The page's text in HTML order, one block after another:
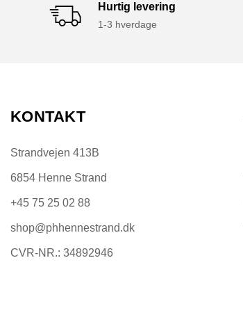
Hurtig levering
1-3 hverdage
KONTAKT
Strandvejen 413B
6854 Henne Strand
+45 75 25 02 88
shop@phhennestrand.dk
CVR-NR.: 34892946